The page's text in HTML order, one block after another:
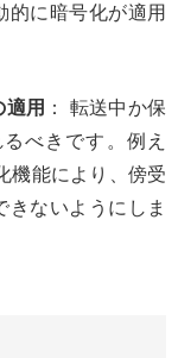
的に暗号化が適用
用 ： 転送中か保
べきです。例え
機能により、傍受
きないようにしま